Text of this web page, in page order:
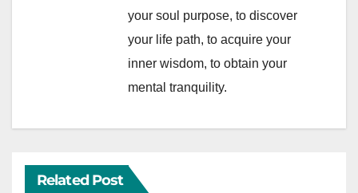
your soul purpose, to discover
your life path, to acquire your
inner wisdom, to obtain your
mental tranquility.
Related Post